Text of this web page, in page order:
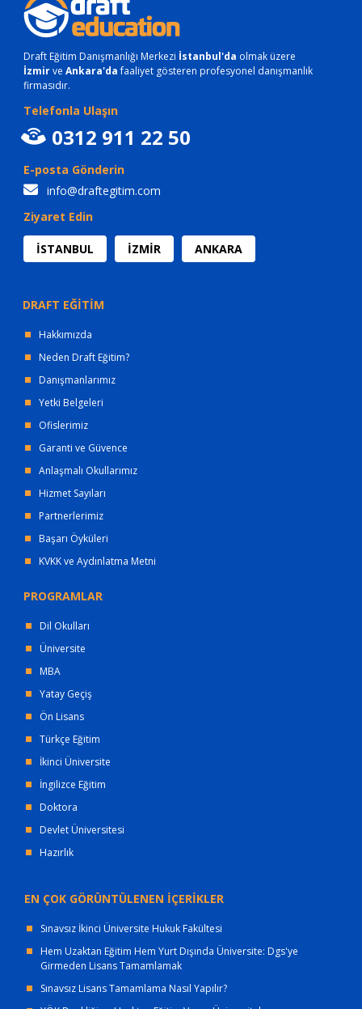
Draft Eğitim Danışmanlığı Merkezi İstanbul'da olmak üzere
İzmirve Ankara'dafaaliyet gösteren profesyonel danışmanlık
firmasıdır.
Telefonla Ulaşın
0312 911 22 50
E-posta Gönderin
info@draftegitim.com
Ziyaret Edin
İSTANBUL İZMİR ANKARA
DRAFT EĞİTİM
Hakkımızda
Neden Draft Eğitim?
Danışmanlarımız
Yetki Belgeleri
Ofislerimiz
Garanti ve Güvence
Anlaşmalı Okullarımız
Hizmet Sayıları
Partnerlerimiz
Başarı Öyküleri
KVKK ve Aydınlatma Metni
PROGRAMLAR
Dil Okulları
Üniversite
MBA
Yatay Geçiş
Ön Lisans
Türkçe Eğitim
İkinci Üniversite
İngilizce Eğitim
Doktora
Devlet Üniversitesi
Hazırlık
EN ÇOK GÖRÜNTÜLENEN İÇERİKLER
Sınavsız İkinci Üniversite Hukuk Fakültesi
Hem Uzaktan Eğitim Hem Yurt Dışında Üniversite: Dgs'ye
Girmeden Lisans Tamamlamak
Sınavsız Lisans Tamamlama Nasıl Yapılır?